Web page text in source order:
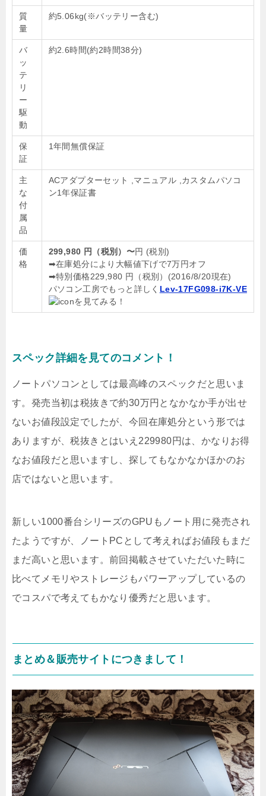
質
量
約5.06kg(※バッテリー含む)
バ
ッ
テ
リ
ー
駆
動
約2.6時間(約2時間38分)
保
証
1年間無償保証
主
な
付
属
品
ACアダプターセット ,マニュアル ,カスタムパソコ
ン1年保証書
価
格
299,980 円（税別）〜円 (税別)
➡在庫処分により大幅値下げで7万円オフ
➡特別価格229,980 円（税別）(2016/8/20現在)
パソコン工房でもっと詳しく Lev-17FG098-i7K-VE
を見てみる！
スペック詳細を見てのコメント！
ノートパソコンとしては最高峰のスペックだと思いま
す。発売当初は税抜きで約30万円となかなか手が出せ
ないお値段設定でしたが、今回在庫処分という形では
ありますが、税抜きとはいえ229980円は、かなりお得
なお値段だと思いますし、探してもなかなかほかのお
店ではないと思います。
新しい1000番台シリーズのGPUもノート用に発売され
たようですが、ノートPCとして考えればお値段もまだ
まだ高いと思います。前回掲載させていただいた時に
比べてメモリやストレージもパワーアップしているの
でコスパで考えてもかなり優秀だと思います。
まとめ＆販売サイトにつきまして！